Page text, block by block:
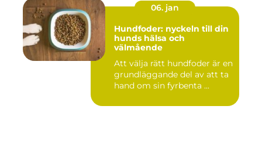
06. jan
Hundfoder: nyckeln till din
hunds hälsa och
välmående
Att välja rätt hundfoder är en
grundläggande del av att ta
hand om sin fyrbenta ...